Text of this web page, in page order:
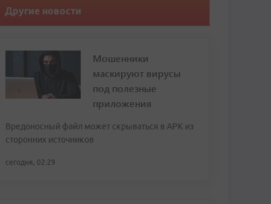
Другие новости
Мошенники
маскируют вирусы
под полезные
приложения
Вредоносный файл может скрываться в APK из
сторонних источников
сегодня, 02:29